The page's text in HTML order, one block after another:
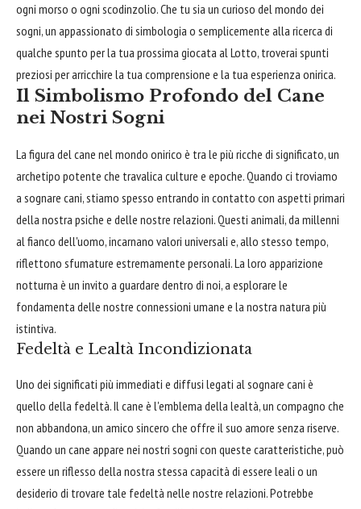
ogni morso o ogni scodinzolio. Che tu sia un curioso del mondo dei
sogni, un appassionato di simbologia o semplicemente alla ricerca di
qualche spunto per la tua prossima giocata al Lotto, troverai spunti
preziosi per arricchire la tua comprensione e la tua esperienza onirica.
Il Simbolismo Profondo del Cane
nei Nostri Sogni
La figura del cane nel mondo onirico è tra le più ricche di significato, un
archetipo potente che travalica culture e epoche. Quando ci troviamo
a sognare cani, stiamo spesso entrando in contatto con aspetti primari
della nostra psiche e delle nostre relazioni. Questi animali, da millenni
al fianco dell'uomo, incarnano valori universali e, allo stesso tempo,
riflettono sfumature estremamente personali. La loro apparizione
notturna è un invito a guardare dentro di noi, a esplorare le
fondamenta delle nostre connessioni umane e la nostra natura più
istintiva.
Fedeltà e Lealtà Incondizionata
Uno dei significati più immediati e diffusi legati al sognare cani è
quello della fedeltà. Il cane è l'emblema della lealtà, un compagno che
non abbandona, un amico sincero che offre il suo amore senza riserve.
Quando un cane appare nei nostri sogni con queste caratteristiche, può
essere un riflesso della nostra stessa capacità di essere leali o un
desiderio di trovare tale fedeltà nelle nostre relazioni. Potrebbe